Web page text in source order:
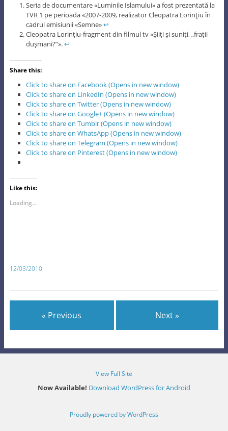
Seria de documentare «Luminile Islamului» a fost prezentată la
TVR 1 pe perioada «2007-2009, realizator Cleopatra Lorinţiu în
cadrul emisiunii «Semne»↩
Cleopatra Lorinţiu-fragment din filmul tv «Şiiţi şi suniţi, „fraţii
duşmani?”».↩
Share this:
Click to share on Facebook (Opens in new window)
Click to share on LinkedIn (Opens in new window)
Click to share on Twitter (Opens in new window)
Click to share on Google+ (Opens in new window)
Click to share on Tumblr (Opens in new window)
Click to share on WhatsApp (Opens in new window)
Click to share on Telegram (Opens in new window)
Click to share on Pinterest (Opens in new window)
Like this:
Loading...
12/03/2010
« Previous Next »
View Full Site
Now Available! Download WordPress for Android
Proudly powered by WordPress